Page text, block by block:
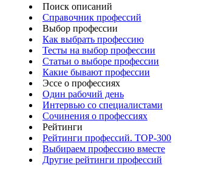
Поиск описаний
Справочник профессий
Выбор профессии
Как выбрать профессию
Тесты на выбор профессии
Статьи о выборе профессии
Какие бывают профессии
Эссе о профессиях
Один рабочий день
Интервью со специалистами
Сочинения о профессиях
Рейтинги
Рейтинги профессий. TOP-300
Выбираем профессию вместе
Другие рейтинги профессий